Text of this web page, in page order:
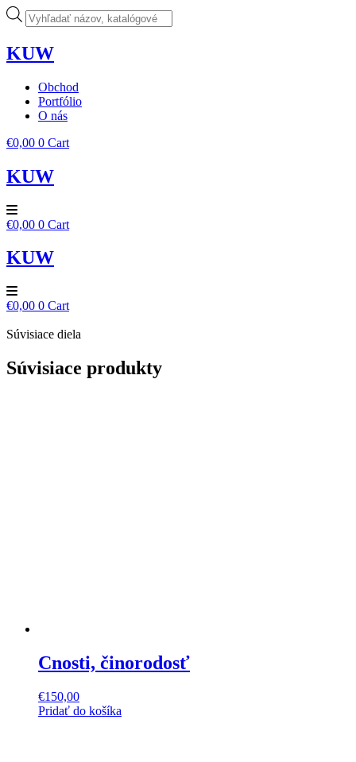
Preskočiť
Products
search
KUW
Obchod
Portfólio
O nás
€0,00 0 Cart
KUW
€0,00 0 Cart
KUW
€0,00 0 Cart
Súvisiace diela
Súvisiace produkty
Cnosti, činorodosť
€150,00
Pridať do košíka